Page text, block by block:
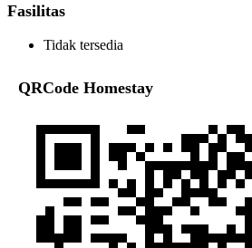
Fasilitas
Tidak tersedia
QRCode Homestay